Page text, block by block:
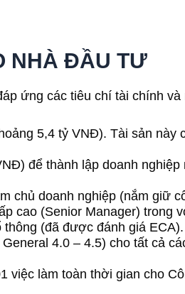
NHÀ ĐẦU TƯ
ứng các tiêu chí tài chính
5,4 tỷ VNĐ). Tài sản này
để thành lập doanh
chủ doanh nghiệp (nắm giữ
cao (Senior Manager) trong
(đã được đánh giá ECA).
4.0 – 4.5) cho tất cả
việc làm toàn thời gian cho